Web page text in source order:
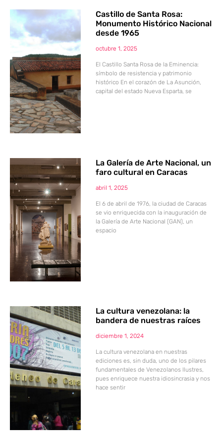
Castillo de Santa Rosa:
Monumento Histórico Nacional
desde 1965
octubre 1, 2025
El Castillo Santa Rosa de la Eminencia:
símbolo de resistencia y patrimonio
histórico En el corazón de La Asunción,
capital del estado Nueva Esparta, se
La Galería de Arte Nacional, un
faro cultural en Caracas
abril 1, 2025
El 6 de abril de 1976, la ciudad de Caracas
se vio enriquecida con la inauguración de
la Galería de Arte Nacional (GAN), un
espacio
La cultura venezolana: la
bandera de nuestras raíces
diciembre 1, 2024
La cultura venezolana en nuestras
ediciones es, sin duda, uno de los pilares
fundamentales de Venezolanos Ilustres,
pues enriquece nuestra idiosincrasia y nos
hace sentir